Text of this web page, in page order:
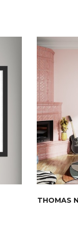
THOMAS